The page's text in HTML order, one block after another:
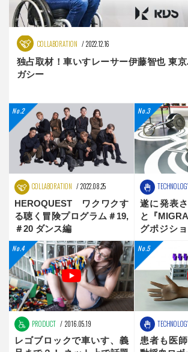
COLLABORATION 2022.12.16
独占取材！車いすレーサー伊藤智也 東
ガシー
COLLABORATION 2022.08.25
HEROQUEST ワクワクす
る聴く冒険プログラム＃19,
＃20 ダンス編
遂に発表
と『
グポジシ
新時代へ
PRODUCT 2016.05.19
レゴブロックで車いす、義
患者も医